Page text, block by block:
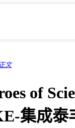
文
of
集成